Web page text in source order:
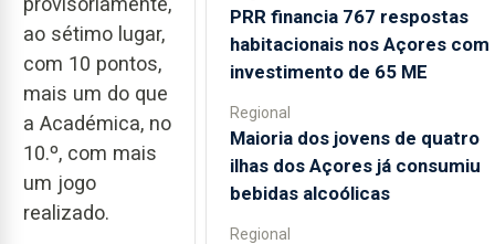
ao sétimo lugar,
com 10 pontos,
mais um do que
a Académica, no
10.º, com mais
um jogo
realizado.
PRR financia 767 respostas
habitacionais nos Açores com
investimento de 65 ME
Regional
Maioria dos jovens de quatro
ilhas dos Açores já consumiu
bebidas alcoólicas
Regional